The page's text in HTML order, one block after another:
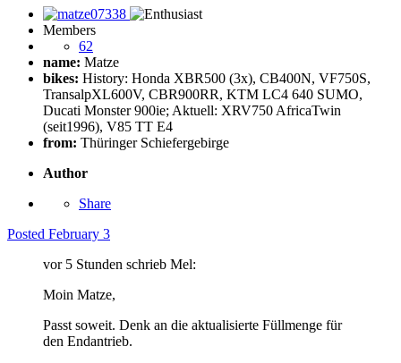
Members
62
name: Matze
bikes: History: Honda XBR500 (3x), CB400N, VF750S,
TransalpXL600V, CBR900RR, KTM LC4 640 SUMO,
Ducati Monster 900ie; Aktuell: XRV750 AfricaTwin
(seit1996), V85 TT E4
from: Thüringer Schiefergebirge
Author
Share
Posted February 3
vor 5 Stunden schrieb Mel:
Moin Matze,
Passt soweit. Denk an die aktualisierte Füllmenge für
den Endantrieb.